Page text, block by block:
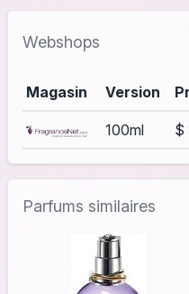
Webshops
Magasin Version
100ml $
Parfums similaires